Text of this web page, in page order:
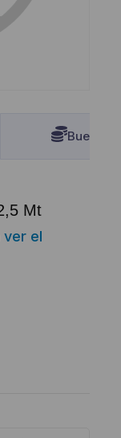
Buenos
Mt
ver el